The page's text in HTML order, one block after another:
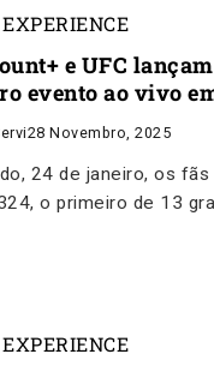
e UFC
evento ao vivo
28 Novembro, 2025
24 de janeiro, os
o primeiro de 13